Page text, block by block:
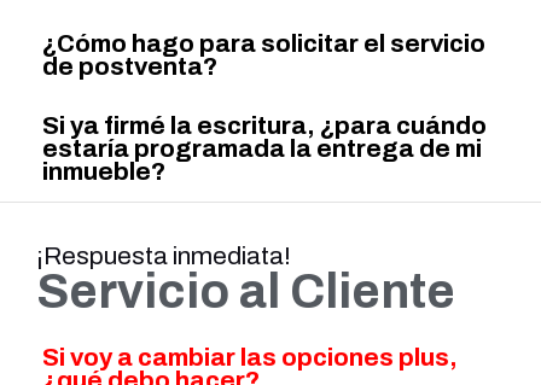
¿Cómo hago para solicitar el servicio
de postventa?
Si ya firmé la escritura, ¿para cuándo
estaría programada la entrega de mi
inmueble?
¡Respuesta inmediata!
Servicio al Cliente
Si voy a cambiar las opciones plus,